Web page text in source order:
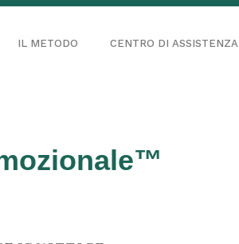
IL METODO CENTRO DI ASSISTENZA